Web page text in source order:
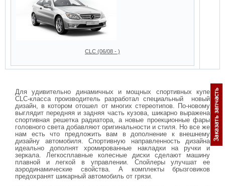
CLC (06/08 - )
Для удивительно динамичных и мощных спортивных купе
CLC-класса производитель разработал специальный новый
дизайн, в котором отошел от многих стереотипов. По-новому
выглядит передняя и задняя часть кузова, шикарно выражена
спортивная решетка радиатора, а новые проекционные фары
головного света добавляют оригинальности и стиля. Но все же
нам есть что предложить вам в дополнение к внешнему
дизайну автомобиля. Спортивную направленность дизайна
идеально дополнят хромированные накладки на ручки и
зеркала. Легкосплавные колесные диски сделают машину
плавной и легкой в управлении. Спойлеры улучшат ее
аэродинамические свойства. А комплекты брызговиков
предохранят шикарный автомобиль от грязи.